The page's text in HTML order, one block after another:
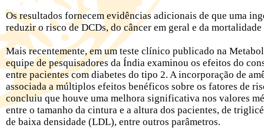
Os resultados fornecem evidências adicionais de que uma
reduzir o risco de DCDs, do câncer em geral e da mortalidade
Mais recentemente, em um teste clínico publicado na
equipe de pesquisadores da Índia examinou os efeitos do
entre pacientes com diabetes do tipo 2. A incorporação de
associada a múltiplos efeitos benéficos sobre os fatores de
concluiu que houve uma melhora significativa nos valores
entre o tamanho da cintura e a altura dos pacientes, de
de baixa densidade (LDL), entre outros parâmetros.